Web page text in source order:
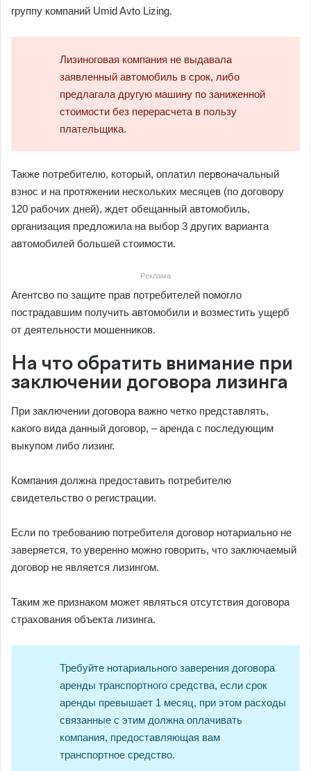
группу компаний Umid Avto Lizing.
Лизиноговая компания не выдавала
заявленный автомобиль в срок, либо
предлагала другую машину по заниженной
стоимости без перерасчета в пользу
плательщика.
Также потребителю, который, оплатил первоначальный
взнос и на протяжении нескольких месяцев (по договору
120 рабочих дней), ждет обещанный автомобиль,
организация предложила на выбор 3 других варианта
автомобилей большей стоимости.
Реклама
Агентсво по защите прав потребителей помогло
пострадавшим получить автомобили и возместить ущерб
от деятельности мошенников.
На что обратить внимание при
заключении договора лизинга
При заключении договора важно четко представлять,
какого вида данный договор, – аренда с последующим
выкупом либо лизинг.
Компания должна предоставить потребителю
свидетельство о регистрации.
Если по требованию потребителя договор нотариально не
заверяется, то уверенно можно говорить, что заключаемый
договор не является лизингом.
Таким же признаком может являться отсутствия договора
страхования объекта лизинга.
Требуйте нотариального заверения договора
аренды транспортного средства, если срок
аренды превышает 1 месяц, при этом расходы
связанные с этим должна оплачивать
компания, предоставляющая вам
транспортное средство.